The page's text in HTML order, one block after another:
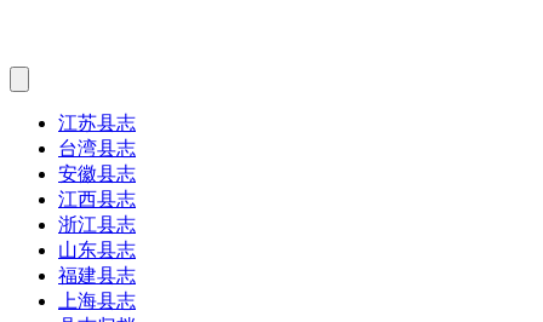
江苏县志
台湾县志
安徽县志
江西县志
浙江县志
山东县志
福建县志
上海县志